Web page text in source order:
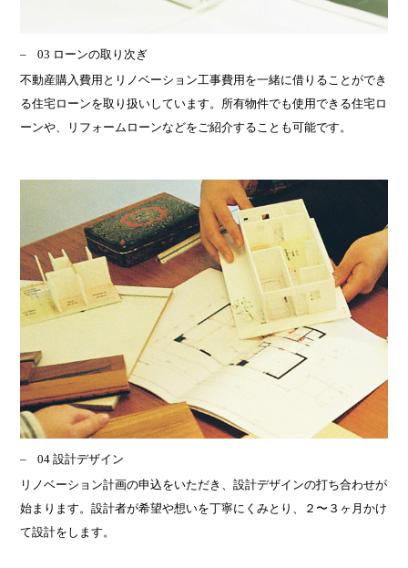
03 ローンの取り次ぎ
不動産購入費用とリノベーション工事費用を一緒に借りることができ
る住宅ローンを取り扱いしています。所有物件でも使用できる住宅ロ
ーンや、リフォームローンなどをご紹介することも可能です。
04 設計デザイン
リノベーション計画の申込をいただき、設計デザインの打ち合わせが
始まります。設計者が希望や想いを丁寧にくみとり、２〜３ヶ月かけ
て設計をします。